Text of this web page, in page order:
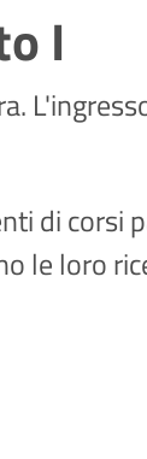
I
di corsi
le loro